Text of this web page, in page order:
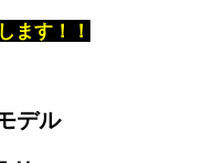
ます！！
デル